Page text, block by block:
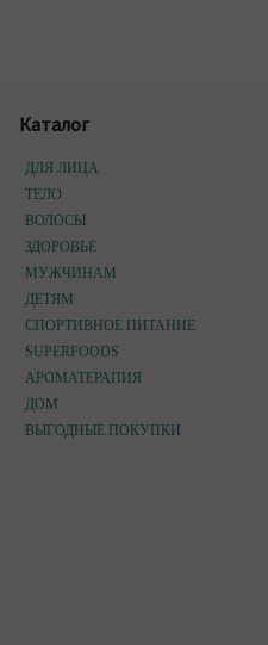
Каталог
ДЛЯ ЛИЦА
ТЕЛО
ВОЛОСЫ
ЗДОРОВЬЕ
МУЖЧИНАМ
ДЕТЯМ
СПОРТИВНОЕ ПИТАНИЕ
SUPERFOODS
АРОМАТЕРАПИЯ
ДОМ
ВЫГОДНЫЕ ПОКУПКИ